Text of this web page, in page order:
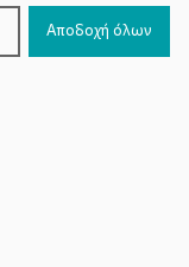
Αποδοχή όλων